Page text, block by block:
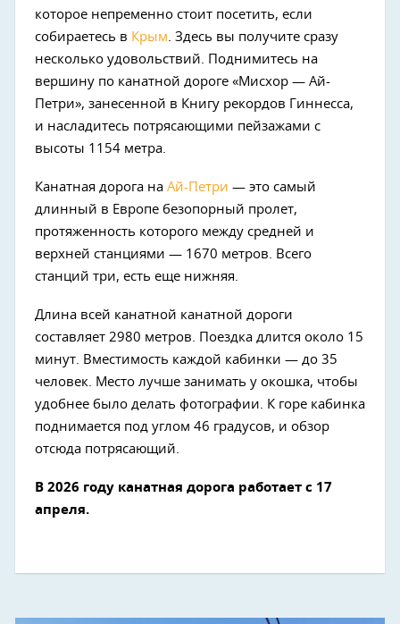
которое непременно стоит посетить, если
собираетесь в Крым. Здесь вы получите сразу
несколько удовольствий. Поднимитесь на
вершину по канатной дороге «Мисхор — Ай-
Петри», занесенной в Книгу рекордов Гиннесса,
и насладитесь потрясающими пейзажами с
высоты 1154 метра.
Канатная дорога на Ай-Петри — это самый
длинный в Европе безопорный пролет,
протяженность которого между средней и
верхней станциями — 1670 метров. Всего
станций три, есть еще нижняя.
Длина всей канатной канатной дороги
составляет 2980 метров. Поездка длится около 15
минут. Вместимость каждой кабинки — до 35
человек. Место лучше занимать у окошка, чтобы
удобнее было делать фотографии. К горе кабинка
поднимается под углом 46 градусов, и обзор
отсюда потрясающий.
В 2026 году канатная дорога работает с 17
апреля.